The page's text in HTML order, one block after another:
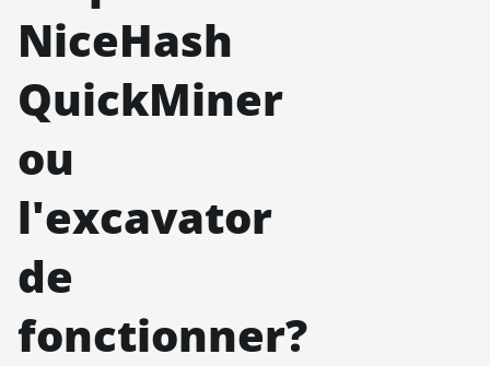
NiceHash
QuickMiner
ou
l'excavator
de
fonctionner?